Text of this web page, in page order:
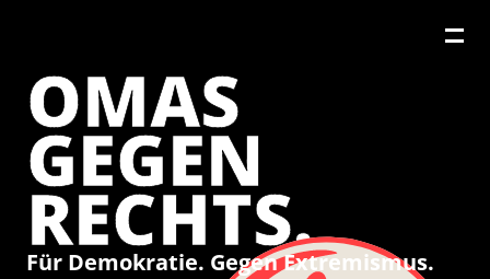
OMAS
GEGEN
RECHTS.
Für Demokratie. Gegen Extremismus.